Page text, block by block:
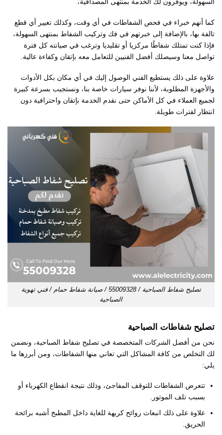
السهولة، ويوفرون لك الخدمة بمنتهى المصداقية،
كما أنهم خبراء في فحص الشفاطات في أي وقت، وكذلك تغيير أي قطع
تالفة بها، بالإضافة إلى خبرتهم في فك وتركيب الشفاط بمنتهى السهولة،
فإذا كنت تمتلك شفاطًا مركزيا أو تقليديا وترغب في صيانته كل فترة
تواصل معنا وسيصلك أفضل الفنيين للتعامل معه بإتقان وكفاءة عالية.
علاوة على ذلك يستطيع الفني الوصول إليك في أي مكان بكل الأدوات
والأجهزة المطلوبة، لأننا نوفر سيارات خاصة بنا، ونستجيب بسرعة كبيرة
لجميع العملاء في كل الأماكن حتى نقدم الخدمة بإتقان واحترافية دون
انتظار لفترات طويلة.
تصليح شفاط الصباحية / 55009328 / صيانة شفاط حمام / فني تهوية
الصباحية
تصليح شفاطات الصباحية
نحن من أفضل الشركات المتخصصة في تصليح شفاط الصباحية، ونضمن
لك التخلص من كافة المشاكل التي تعاني منها الشفاطات، ومن أبرزها ما
يلي:
تتعرض الشفاطات للتوقف المفاجئ، وذلك نتيجة انقطاع الكهرباء أو
بسبب تلف الموتور.
علاوة على ذلك انبعاث روائح كريهة للغاية داخل المطبخ أشبه برائحة
الحريق.